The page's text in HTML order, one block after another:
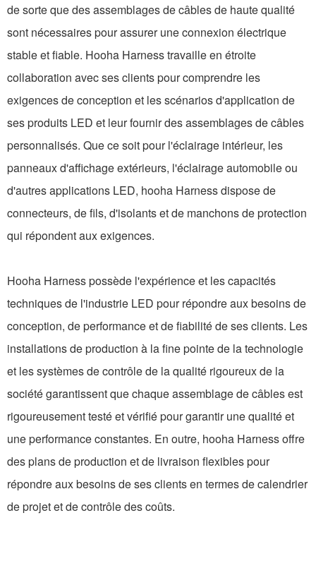
de sorte que des assemblages de câbles de haute qualité
sont nécessaires pour assurer une connexion électrique
stable et fiable. Hooha Harness travaille en étroite
collaboration avec ses clients pour comprendre les
exigences de conception et les scénarios d'application de
ses produits LED et leur fournir des assemblages de câbles
personnalisés. Que ce soit pour l'éclairage intérieur, les
panneaux d'affichage extérieurs, l'éclairage automobile ou
d'autres applications LED, hooha Harness dispose de
connecteurs, de fils, d'isolants et de manchons de protection
qui répondent aux exigences.
Hooha Harness possède l'expérience et les capacités
techniques de l'industrie LED pour répondre aux besoins de
conception, de performance et de fiabilité de ses clients. Les
installations de production à la fine pointe de la technologie
et les systèmes de contrôle de la qualité rigoureux de la
société garantissent que chaque assemblage de câbles est
rigoureusement testé et vérifié pour garantir une qualité et
une performance constantes. En outre, hooha Harness offre
des plans de production et de livraison flexibles pour
répondre aux besoins de ses clients en termes de calendrier
de projet et de contrôle des coûts.